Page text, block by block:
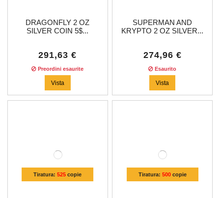
DRAGONFLY 2 OZ
SILVER COIN 5$...
291,63 €
Preordini esaurite
Vista
SUPERMAN AND
KRYPTO 2 OZ SILVER...
274,96 €
Esaurito
Vista
Tiratura:525 copie Tiratura: 500copie